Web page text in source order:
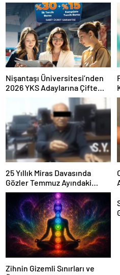
Nişantaşı Üniversitesi’nden
2026 YKS Adaylarına Çifte
Güvence: Sabit Ücret ve
Kesintisiz Burs
25 Yıllık Miras Davasında
Gözler Temmuz Ayındaki
Karar Duruşmasına Çevrildi
Zihnin Gizemli Sınırları ve